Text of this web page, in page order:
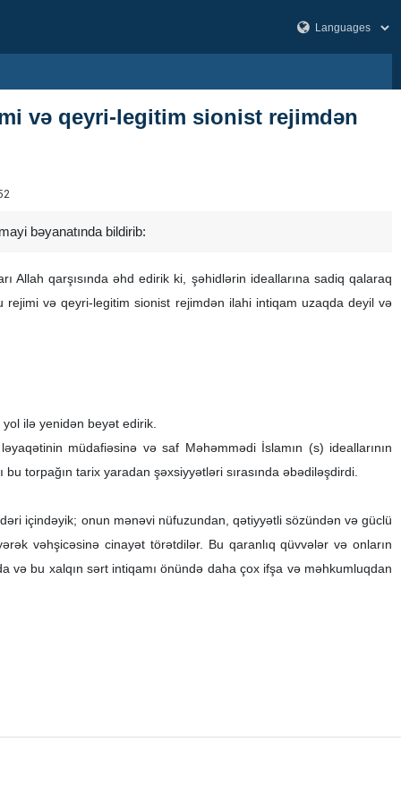
və qeyri-legitim sionist rejimdən
bəyanatında bildirib:
Allah qarşısında əhd edirik ki, şəhidlərin ideallarına sadiq qalaraq
və qeyri-legitim sionist rejimdən ilahi intiqam uzaqda deyil və
ilə yenidən beyət edirik.
müdafiəsinə və saf Məhəmmədi İslamın (s) ideallarının
torpağın tarix yaradan şəxsiyyətləri sırasında əbədiləşdirdi.
içindəyik; onun mənəvi nüfuzundan, qətiyyətli sözündən və güclü
vəhşicəsinə cinayət törətdilər. Bu qaranlıq qüvvələr və onların
və bu xalqın sərt intiqamı önündə daha çox ifşa və məhkumluqdan